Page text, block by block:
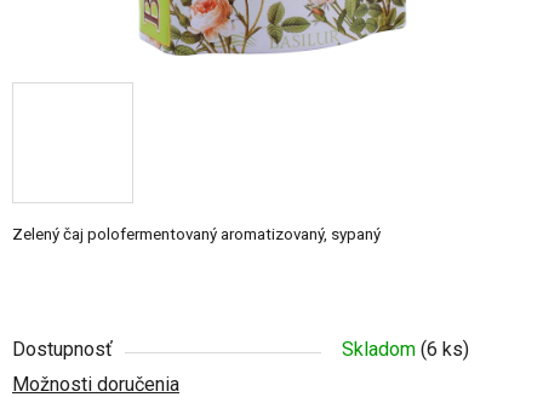
Zelený čaj polofermentovaný aromatizovaný, sypaný
Dostupnosť Skladom (6 ks)
Možnosti doručenia